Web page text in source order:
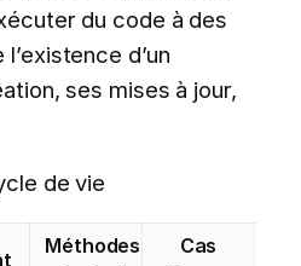
du code à des
d’un
ses mises à jour,
de vie
Méthodes
Cas